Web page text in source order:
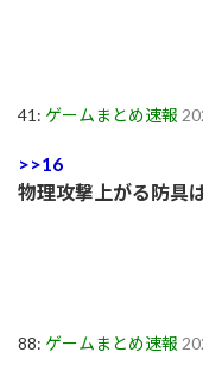
41: ゲームまとめ速報
>>16
物理攻撃上がる防具
88: ゲームまとめ速報